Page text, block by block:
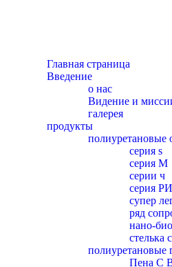
Главная страница
Введение
о нас
Видение и
галерея
продукты
полиуретановые
серия s
серия M
серии ч
серия РИ
супер
ряд
нано-био
стелька
полиуретановые
Пена С